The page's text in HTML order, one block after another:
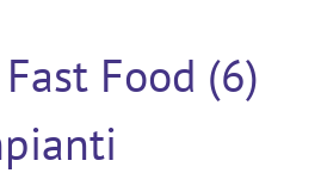
Food (6)